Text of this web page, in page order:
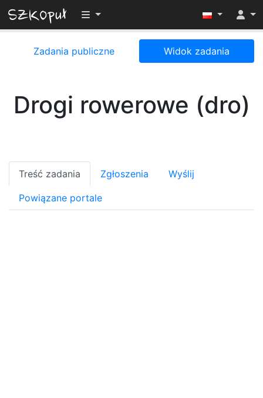
Przełącz widoczność menu
Zadania publiczne Widok zadania
Drogi rowerowe (dro)
Treść zadania Zgłoszenia Wyślij
Powiązane portale